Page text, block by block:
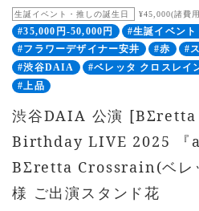
生誕イベント・推しの誕生日 ¥45,000(諸費
#35,000円-50,000円
#生誕イベン
#フラワーデザイナー安井
#赤 #
#渋谷DAIA
#ベレッタ クロスレイ
#上品
渋谷DAIA 公演
Birthday LIVE 2025 『
BΣretta Crossrain(ベレ
様 ご出演スタンド花